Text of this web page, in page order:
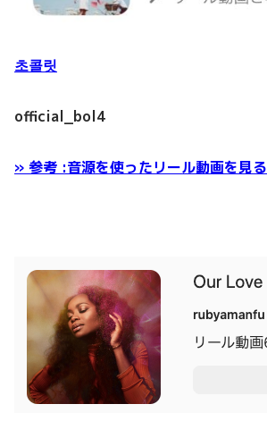
초콜릿
official_bol4
» 参考 :音源を使ったリール動画を見る